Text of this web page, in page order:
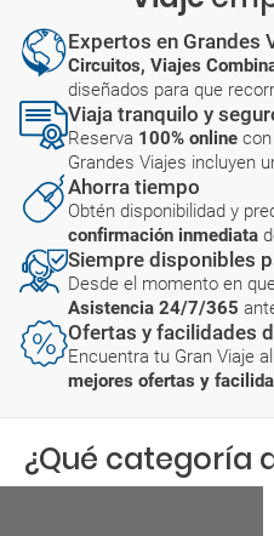
Expertos en Grandes
Circuitos, Viajes
diseñados para que
Viaja tranquilo y
Reserva 100% online
Grandes Viajes incluyen
Ahorra tiempo
Obtén disponibilidad y
confirmación inmediata
Siempre disponibles
Desde el momento en
Asistencia 24/7/365
Ofertas y facilidades
Encuentra tu Gran Viaje
mejores ofertas y
¿Qué categoría